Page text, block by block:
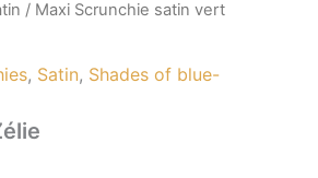
/ Maxi Scrunchie satin vert
, Satin, Shades of blue-